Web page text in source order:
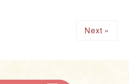
Next »